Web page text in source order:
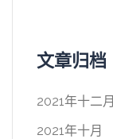
文章归档
2021年十二月
2021年十月